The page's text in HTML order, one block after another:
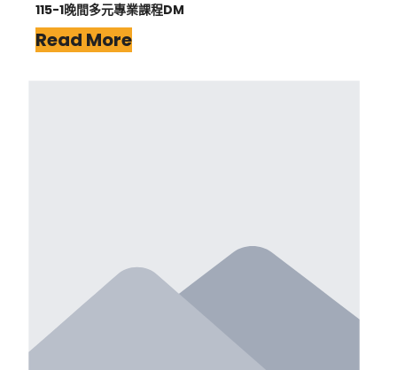
115-1晚間多元專業課程DM
Read More